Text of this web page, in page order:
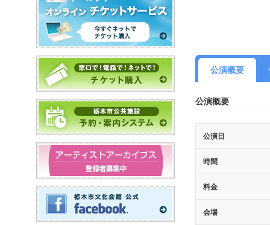
公演概要
公演概要
公演日
時間
料金
会場